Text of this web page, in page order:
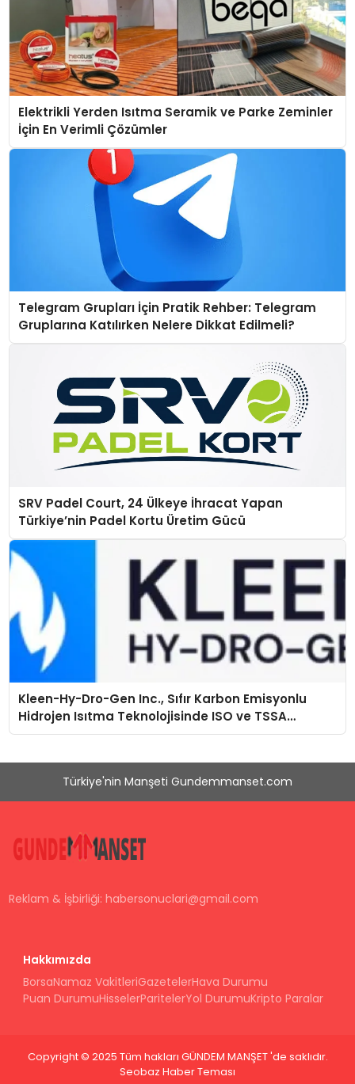
Elektrikli Yerden Isıtma Seramik ve Parke Zeminler
İçin En Verimli Çözümler
Telegram Grupları İçin Pratik Rehber: Telegram
Gruplarına Katılırken Nelere Dikkat Edilmeli?
SRV Padel Court, 24 Ülkeye İhracat Yapan
Türkiye’nin Padel Kortu Üretim Gücü
Kleen-Hy-Dro-Gen Inc., Sıfır Karbon Emisyonlu
Hidrojen Isıtma Teknolojisinde ISO ve TSSA
Düzenleyici Onaylarını Aldı
Türkiye'nin Manşeti Gundemmanset.com
Reklam & İşbirliği:habersonuclari@gmail.com
Hakkımızda
BorsaNamaz VakitleriGazetelerHava Durumu
Puan DurumuHisselerParitelerYol DurumuKripto Paralar
Copyright © 2025 Tüm hakları GÜNDEM MANŞET 'de saklıdır.
Seobaz Haber Teması